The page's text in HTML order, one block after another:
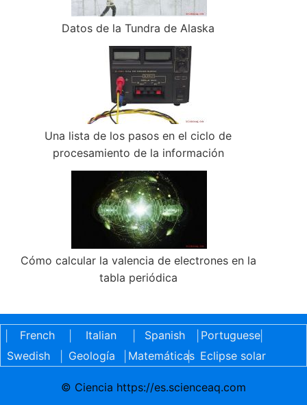
Datos de la Tundra de Alaska
Una lista de los pasos en el ciclo de
procesamiento de la información
Cómo calcular la valencia de electrones en la
tabla periódica
French Italian Spanish Portuguese|
Swedish
Geología Matemáticas
| Eclipse solar
© Ciencia https://es.scienceaq.com